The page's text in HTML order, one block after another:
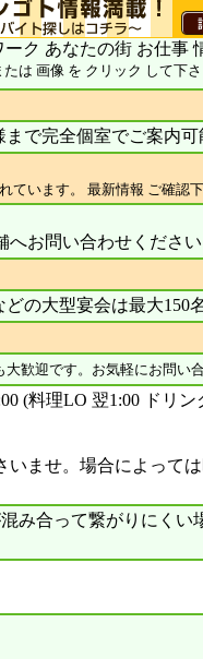
ク あなたの街 お仕事
たは 画像 を クリック して下
まで完全個室でご案内可
ています。 最新情報 ご確認
へお問い合わせくださ
の大型宴会は最大150
大歓迎です。お気軽にお問い
(料理LO 翌1:00 ドリン
いませ。場合によって
み合って繋がりにくい